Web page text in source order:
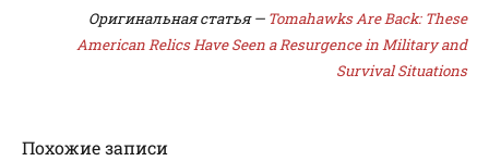
Оригинальная статья — Tomahawks Are Back: These
American Relics Have Seen a Resurgence in Military and
Survival Situations
Похожие записи